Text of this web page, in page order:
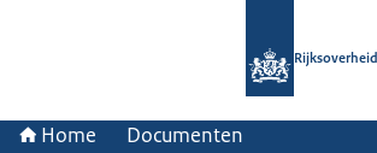
Rijksoverheid
Home Documenten